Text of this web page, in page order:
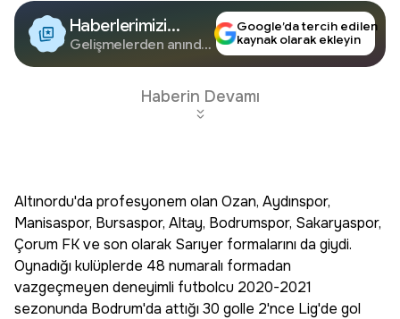
Haberlerimizi
Google'da Takip
Edin
Gelişmelerden anında
Google’da tercih edilen
kaynak olarak ekleyin
Haberin Devamı
Altınordu'da profesyonem olan Ozan, Aydınspor,
Manisaspor, Bursaspor, Altay, Bodrumspor, Sakaryaspor,
Çorum FK ve son olarak Sarıyer formalarını da giydi.
Oynadığı kulüplerde 48 numaralı formadan
vazgeçmeyen deneyimli futbolcu 2020-2021
sezonunda Bodrum'da attığı 30 golle 2'nce Lig'de gol